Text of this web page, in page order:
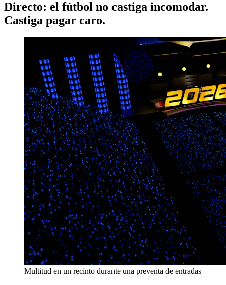
Directo: el fútbol no castiga incomodar.
Castiga pagar caro.
Multitud en un recinto durante una preventa de entradas